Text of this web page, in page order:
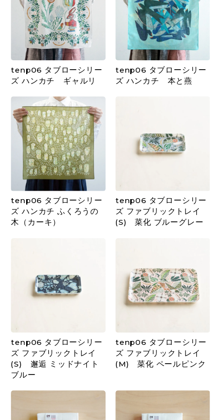
tenp06 タブローシリー
ズ ハンカチ ギャルリ
tenp06 タブローシリー
ズ ハンカチ 本と燕
tenp06 タブローシリー
ズ ハンカチ ふくろうの
木（カーキ）
tenp06 タブローシリー
ズ ファブリックトレイ
(S) 菜化 ブルーグレー
tenp06 タブローシリー
ズ ファブリックトレイ
(S) 邂逅 ミッドナイト
ブルー
tenp06 タブローシリー
ズ ファブリックトレイ
(M) 菜化 ペールピンク